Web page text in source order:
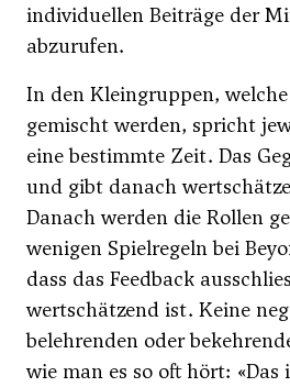
individuellen Beiträge der
abzurufen.
In den Kleingruppen,
gemischt werden, spricht
eine bestimmte Zeit. Das
und gibt danach
Danach werden die Rollen
wenigen Spielregeln bei
dass das Feedback
wertschätzend ist. Keine
belehrenden oder
wie man es so oft hört: